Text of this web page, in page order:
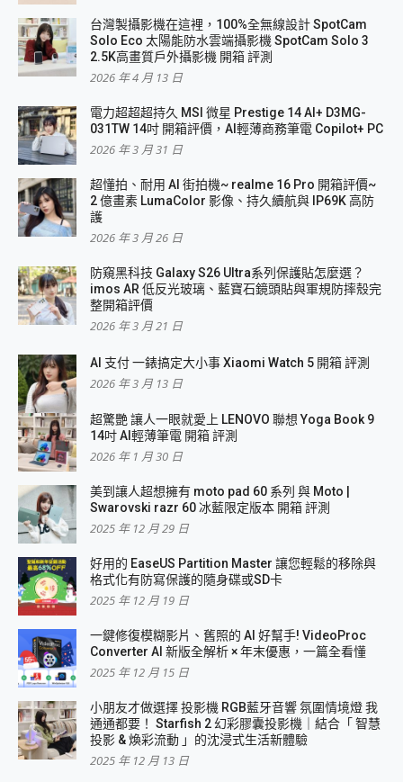
台灣製攝影機在這裡，100%全無線設計 SpotCam
Solo Eco 太陽能防水雲端攝影機 SpotCam Solo 3
2.5K高畫質戶外攝影機 開箱 評測
2026 年 4 月 13 日
電力超超超持久 MSI 微星 Prestige 14 AI+ D3MG-
031TW 14吋 開箱評價，AI輕薄商務筆電 Copilot+ PC
2026 年 3 月 31 日
超懂拍、耐用 AI 街拍機~ realme 16 Pro 開箱評價~
2 億畫素 LumaColor 影像、持久續航與 IP69K 高防
護
2026 年 3 月 26 日
防窺黑科技 Galaxy S26 Ultra系列保護貼怎麼選？
imos AR 低反光玻璃、藍寶石鏡頭貼與軍規防摔殼完
整開箱評價
2026 年 3 月 21 日
AI 支付 一錶搞定大小事 Xiaomi Watch 5 開箱 評測
2026 年 3 月 13 日
超驚艷 讓人一眼就愛上 LENOVO 聯想 Yoga Book 9
14吋 AI輕薄筆電 開箱 評測
2026 年 1 月 30 日
美到讓人超想擁有 moto pad 60 系列 與 Moto |
Swarovski razr 60 冰藍限定版本 開箱 評測
2025 年 12 月 29 日
好用的 EaseUS Partition Master 讓您輕鬆的移除與
格式化有防寫保護的隨身碟或SD卡
2025 年 12 月 19 日
一鍵修復模糊影片、舊照的 AI 好幫手! VideoProc
Converter AI 新版全解析 × 年末優惠，一篇全看懂
2025 年 12 月 15 日
小朋友才做選擇 投影機 RGB藍牙音響 氛圍情境燈 我
通通都要！ Starfish 2 幻彩膠囊投影機｜結合「 智慧
投影 & 煥彩流動 」的沈浸式生活新體驗
2025 年 12 月 13 日